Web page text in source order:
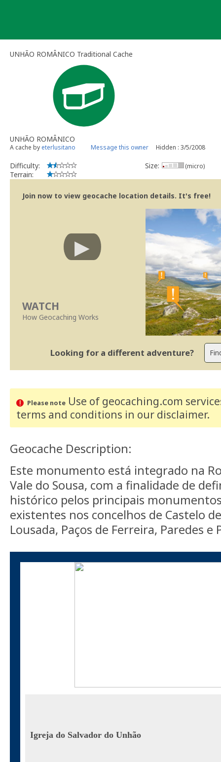
UNHÃO ROMÂNICO Traditional Cache
UNHÃO ROMÂNICO
A cache by eterlusitano Message this owner Hidden : 3/5/2008
Difficulty:
Terrain:
Size: (micro)
Join now to view geocache location details. It's free!
WATCH
How Geocaching Works
Looking for a different adventure?
Please noteUse of geocaching.com
terms and conditions in our disclaimer.
Geocache Description:
Este monumento está integrado na
Vale do Sousa, com a finalidade de
histórico pelos principais
existentes nos concelhos de Castelo
Lousada, Paços de Ferreira, Paredes e
Igreja do Salvador do Unhão